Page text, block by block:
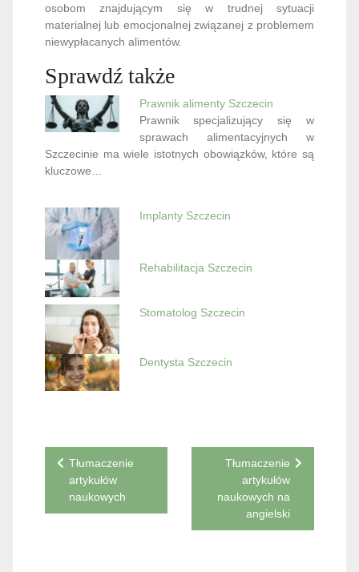
osobom znajdującym się w trudnej sytuacji
materialnej lub emocjonalnej związanej z problemem
niewypłacanych alimentów.
Sprawdź także
Prawnik alimenty Szczecin
Prawnik specjalizujący się w
sprawach alimentacyjnych w
Szczecinie ma wiele istotnych obowiązków, które są
kluczowe…
Implanty Szczecin
Rehabilitacja Szczecin
Stomatolog Szczecin
Dentysta Szczecin
Nawigacja
wpisu
Tłumaczenie
artykułów
naukowych
Tłumaczenie
artykułów
naukowych na
angielski